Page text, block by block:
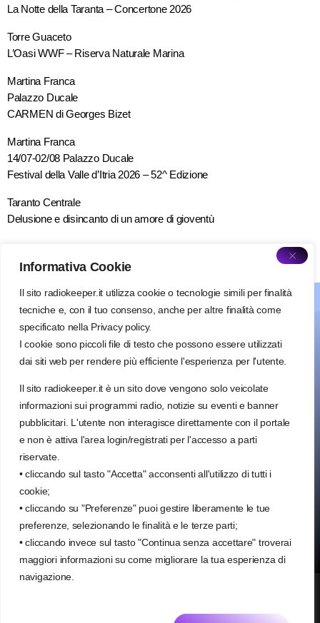
Informativa Cookie
Il sito radiokeeper.it utilizza cookie o tecnologie simili per finalità
tecniche e, con il tuo consenso, anche per altre finalità come
specificato nella Privacy policy.
I cookie sono piccoli file di testo che possono essere utilizzati
dai siti web per rendere più efficiente l'esperienza per l'utente.
Il sito radiokeeper.it è un sito dove vengono solo veicolate
informazioni sui programmi radio, notizie su eventi e banner
pubblicitari. L'utente non interagisce direttamente con il portale
e non è attiva l'area login/registrati per l'accesso a parti
riservate.
• cliccando sul tasto "Accetta" acconsenti all'utilizzo di tutti i
cookie;
• cliccando su "Preferenze" puoi gestire liberamente le tue
preferenze, selezionando le finalità e le terze parti;
• cliccando invece sul tasto "Continua senza accettare" troverai
maggiori informazioni su come migliorare la tua esperienza di
navigazione.
La Notte della Taranta – Concertone 2026
Torre Guaceto
L’Oasi WWF – Riserva Naturale Marina
Martina Franca
Palazzo Ducale
CARMEN di Georges Bizet
Martina Franca
14/07-02/08 Palazzo Ducale
Festival della Valle d’Itria 2026 – 52^ Edizione
Taranto Centrale
Delusione e disincanto di un amore di gioventù
about radiokeeper
72028 Torre Santa Susanna (BR)
info@radiokeeper.it
350 030 3404